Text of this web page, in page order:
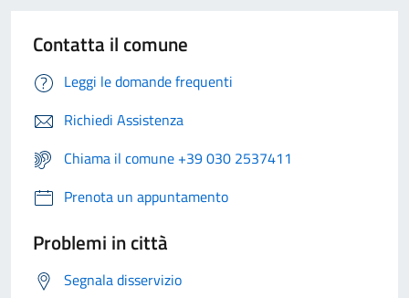
Contatta il comune
Leggi le domande frequenti
Richiedi Assistenza
Chiama il comune +39 030 2537411
Prenota un appuntamento
Problemi in città
Segnala disservizio